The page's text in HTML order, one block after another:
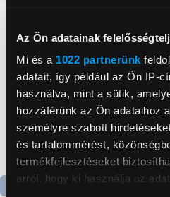
Az Ön adatainak
Mi és a 1022 partnerünk
adatait, így például az Ön IP-
használva, mint a sütik,
hozzáférünk az Ön adataihoz
személyre szabott
és tartalommérést,
termékfejlesztéseket
arról, hogy ki használja az